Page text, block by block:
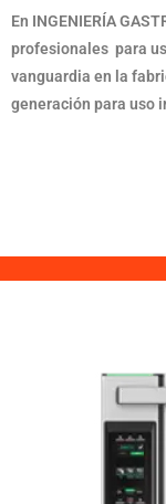
En INGENIERÍA
profesionales para
vanguardia en la
generación para uso